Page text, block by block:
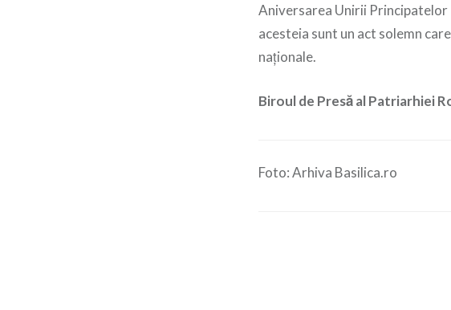
Aniversarea Unirii Principatelor
acesteia sunt un act solemn
naţionale.
Biroul de Presă al Patriarhiei
Foto: Arhiva Basilica.ro